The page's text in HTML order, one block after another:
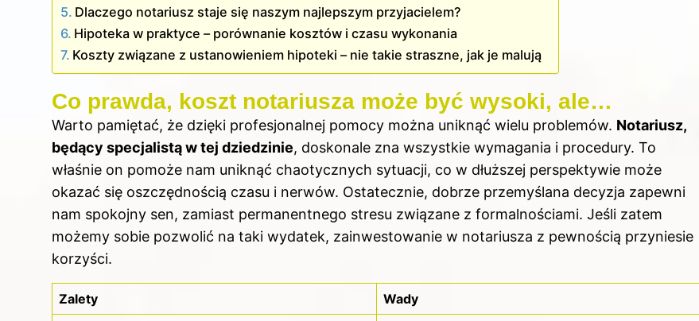
Dlaczego notariusz staje się naszym najlepszym przyjacielem?
Hipoteka w praktyce – porównanie kosztów i czasu wykonania
Koszty związane z ustanowieniem hipoteki – nie takie straszne, jak je malują
Co prawda, koszt notariusza może być wysoki, ale…
Warto pamiętać, że dzięki profesjonalnej pomocy można uniknąć wielu problemów. Notariusz,
będący specjalistą w tej dziedzinie, doskonale zna wszystkie wymagania i procedury. To
właśnie on pomoże nam uniknąć chaotycznych sytuacji, co w dłuższej perspektywie może
okazać się oszczędnością czasu i nerwów. Ostatecznie, dobrze przemyślana decyzja zapewni
nam spokojny sen, zamiast permanentnego stresu związane z formalnościami. Jeśli zatem
możemy sobie pozwolić na taki wydatek, zainwestowanie w notariusza z pewnością przyniesie
korzyści.
Zalety
Wady